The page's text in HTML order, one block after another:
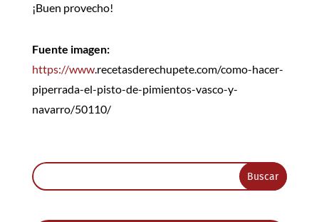
¡Buen provecho!
Fuente imagen:
https://www.recetasderechupete.com/como-hacer-
piperrada-el-pisto-de-pimientos-vasco-y-
navarro/50110/